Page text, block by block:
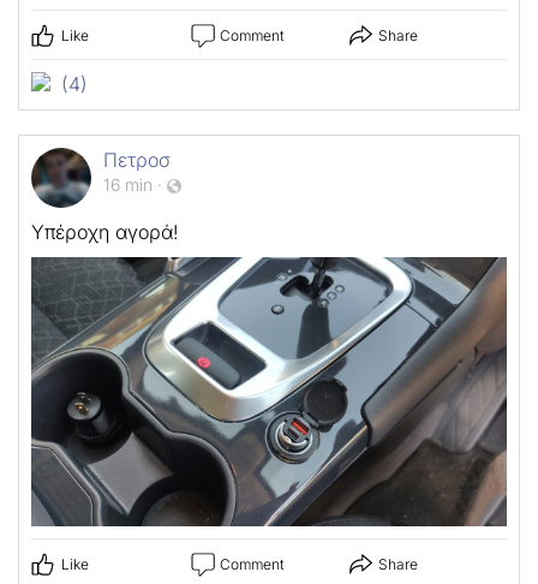
Like Comment Share
(4)
Πετροσ
16 min ·
Υπέροχη αγορά!
Like Comment Share